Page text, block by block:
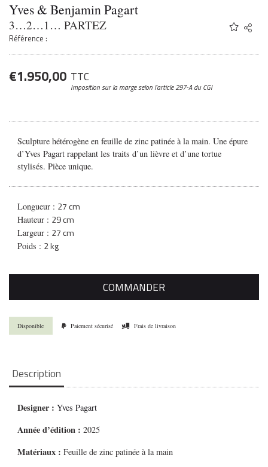
Yves & Benjamin Pagart
3…2…1… PARTEZ
Référence :
Share
Twitter
€1.950,00 TTC
Imposition sur la margeselon l’article 297-A du CGI
Sculpture hétérogène en feuille de zinc patinée à la main. Une épure
d’Yves Pagart rappelant les traits d’un lièvre et d’une tortue
stylisés. Pièce unique.
Longueur : 27 cm
Hauteur : 29 cm
Largeur : 27 cm
Poids : 2 kg
COMMANDER
Disponible Paiement sécurisé Frais de livraison
Description
Designer : Yves Pagart
Année d’édition : 2025
Matériaux : Feuille de zinc patinée à la main